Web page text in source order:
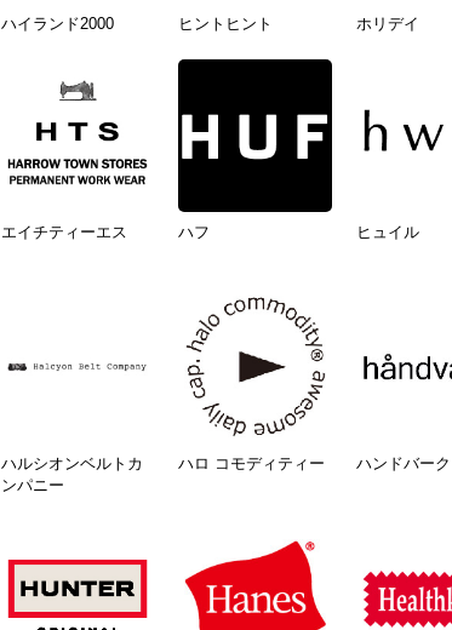
ハイランド2000 ヒントヒント ホリデイ
エイチティーエス ハフ ヒュイル
ハルシオンベルトカ
ンパニー
ハロ コモディティー ハンドバーク